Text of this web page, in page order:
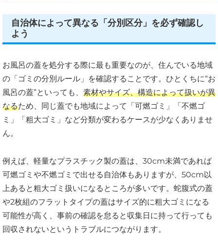
自治体によって異なる「分別区分」を必ず確認し
よう
お風呂の蓋を処分する際に最も重要なのが、住んでいる地域
の「ゴミの分別ルール」を確認することです。ひとくちに“お
風呂の蓋”といっても、 素材やサイズ、構造によって扱いが異
なるため、同じ蓋でも地域によって「可燃ゴミ」「不燃ゴ
ミ」「粗大ゴミ」など分類が変わるケースが少なくありませ
ん。
例えば、軽量なプラスチック製の蓋は、30cm未満であれば
可燃ゴミや不燃ゴミで出せる自治体もありますが、50cm以
上あると粗大ゴミ扱いになるところが多いです。蛇腹式の蓋
や2枚組のフラットタイプの蓋はサイズ的に粗大ゴミになる
可能性が高く、事前の確認を怠ると収集日に持って行っても
回収されないというトラブルにつながります。